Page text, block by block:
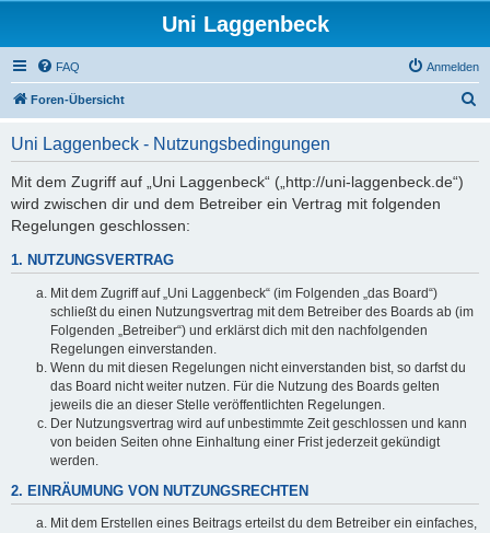
Uni Laggenbeck
FAQ Anmelden
Foren-Übersicht
Uni Laggenbeck - Nutzungsbedingungen
Mit dem Zugriff auf „Uni Laggenbeck“ („http://uni-laggenbeck.de“)
wird zwischen dir und dem Betreiber ein Vertrag mit folgenden
Regelungen geschlossen:
1. NUTZUNGSVERTRAG
Mit dem Zugriff auf „Uni Laggenbeck“ (im Folgenden „das Board“)
schließt du einen Nutzungsvertrag mit dem Betreiber des Boards ab (im
Folgenden „Betreiber“) und erklärst dich mit den nachfolgenden
Regelungen einverstanden.
Wenn du mit diesen Regelungen nicht einverstanden bist, so darfst du
das Board nicht weiter nutzen. Für die Nutzung des Boards gelten
jeweils die an dieser Stelle veröffentlichten Regelungen.
Der Nutzungsvertrag wird auf unbestimmte Zeit geschlossen und kann
von beiden Seiten ohne Einhaltung einer Frist jederzeit gekündigt
werden.
2. EINRÄUMUNG VON NUTZUNGSRECHTEN
Mit dem Erstellen eines Beitrags erteilst du dem Betreiber ein einfaches,